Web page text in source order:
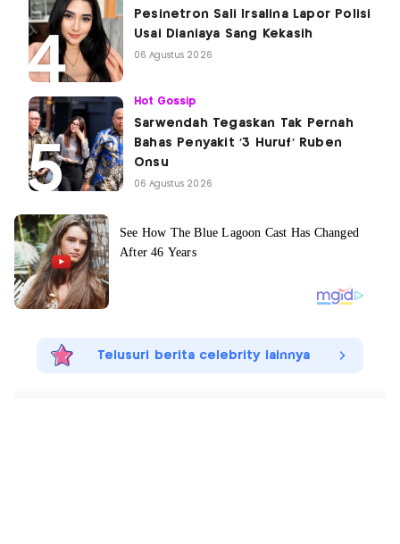
Pesinetron Sali Irsalina Lapor Polisi
Usai Dianiaya Sang Kekasih
06 Agustus 2026
Hot Gossip
Sarwendah Tegaskan Tak Pernah
Bahas Penyakit '3 Huruf' Ruben
Onsu
06 Agustus 2026
Telusuri berita celebrity lainnya